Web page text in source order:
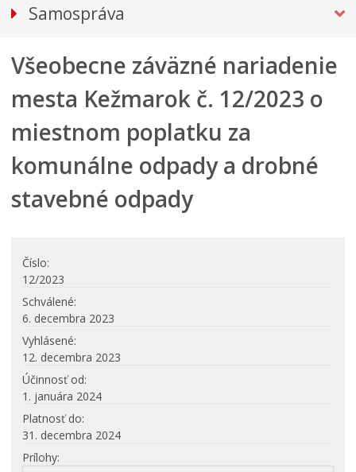
Samospráva
Mestské zastupiteľstvo
Mestská školská rada
Elektronická verejná správa
Centrálna úradná elektronická tabuľa
VŠEOBECNE ZÁVÄZNÉ NARIADENIA
Platné
Archív
Územné plánovanie
Organizácie
Transparentné mesto
Geo informačný systém – Kežmarok
Tlačové správy
Rozvoj mesta
Ocenenie mesta
Všeobecne záväzné nariadenie
mesta Kežmarok č. 12/2023 o
miestnom poplatku za
komunálne odpady a drobné
stavebné odpady
Číslo
12/2023
Schválené
6. decembra 2023
Vyhlásené
12. decembra 2023
Účinnosť od
1. januára 2024
Platnosť do
31. decembra 2024
Prílohy